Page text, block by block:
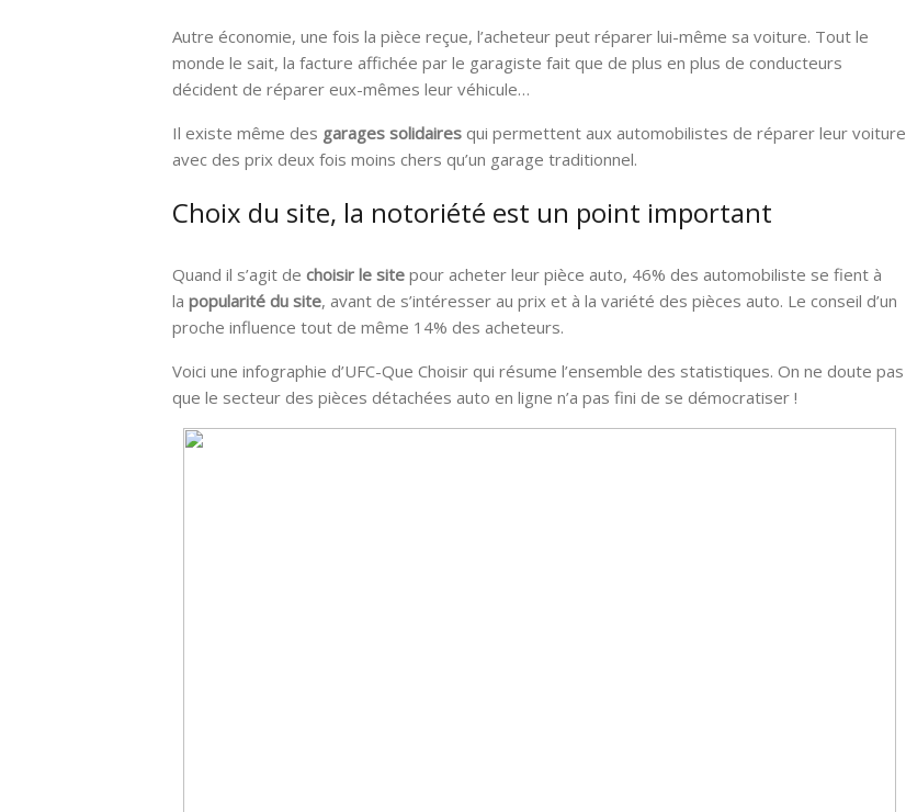
Autre économie, une fois la pièce reçue, l’acheteur peut réparer lui-même sa voiture. Tout le
monde le sait, la facture affichée par le garagiste fait que de plus en plus de conducteurs
décident de réparer eux-mêmes leur véhicule…
Il existe même des garages solidaires qui permettent aux automobilistes de réparer leur voiture
avec des prix deux fois moins chers qu’un garage traditionnel.
Choix du site, la notoriété est un point important
Quand il s’agit de choisir le site pour acheter leur pièce auto, 46% des automobiliste se fient à
la popularité du site, avant de s’intéresser au prix et à la variété des pièces auto. Le conseil d’un
proche influence tout de même 14% des acheteurs.
Voici une infographie d’UFC-Que Choisir qui résume l’ensemble des statistiques. On ne doute pas
que le secteur des pièces détachées auto en ligne n’a pas fini de se démocratiser !